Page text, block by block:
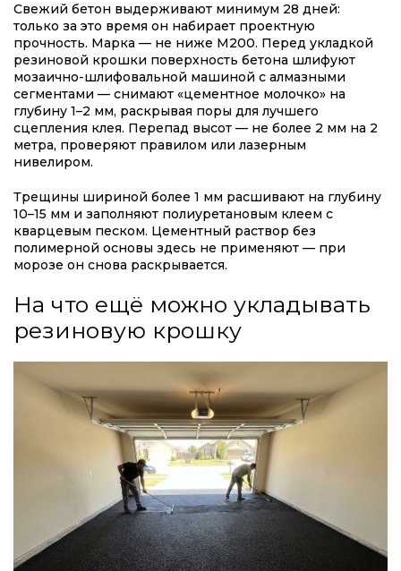
Свежий бетон выдерживают минимум 28 дней:
только за это время он набирает проектную
прочность. Марка — не ниже М200. Перед укладкой
резиновой крошки поверхность бетона шлифуют
мозаично-шлифовальной машиной с алмазными
сегментами — снимают «цементное молочко» на
глубину 1–2 мм, раскрывая поры для лучшего
сцепления клея. Перепад высот — не более 2 мм на 2
метра, проверяют правилом или лазерным
нивелиром.
Трещины шириной более 1 мм расшивают на глубину
10–15 мм и заполняют полиуретановым клеем с
кварцевым песком. Цементный раствор без
полимерной основы здесь не применяют — при
морозе он снова раскрывается.
На что ещё можно укладывать
резиновую крошку